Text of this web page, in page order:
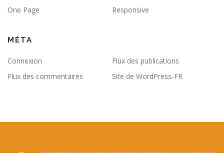
One Page
Responsive
MÉTA
Connexion
Flux des publications
Flux des commentaires
Site de WordPress-FR